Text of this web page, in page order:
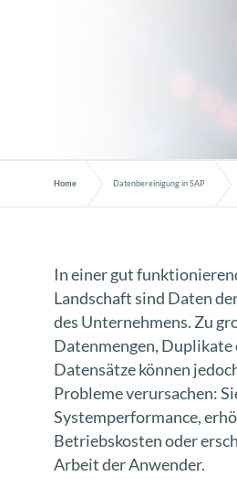
Home Datenbereinigung in SAP
In einer gut
Landschaft sind Daten
des Unternehmens. Zu
Datenmengen,
Datensätze können
Probleme verursachen:
Systemperformance,
Betriebskosten oder
Arbeit der Anwender.